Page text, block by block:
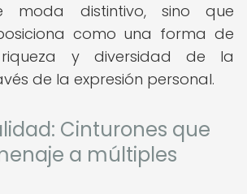
moda distintivo, sino que
como una forma de
y diversidad de la
de la expresión personal.
Cinturones que
a múltiples